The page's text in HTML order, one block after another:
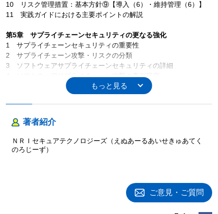
10 リスク管理措置：基本方針⑨【導入（6）・維持管理（6）】
11 実践ガイドにおける主要ポイントの解説
第5章 サプライチェーンセキュリティの更なる強化
1 サプライチェーンセキュリティの重要性
2 サプライチェーン攻撃・リスクの分類
3 ソフトウェアサプライチェーンセキュリティの詳細
4 ソフトウェアサプライチェーン攻撃の事例研究
5 ソフトウェアサプライチェーンセキュリティ対策の実践
6 組織的アプローチと人材育成
第6章 海外関連法令・関連国内ガイドラインの動向
1 米国国家サイバー戦略（National Cyber Strategy of the United
States of America）
2 NIST Secure Software Development Framework（SSDF）
著者紹介
ＮＲＩセキュアテクノロジーズ（えぬあーるあいせきゅあてく
のろじーず）
ご意見・ご質問